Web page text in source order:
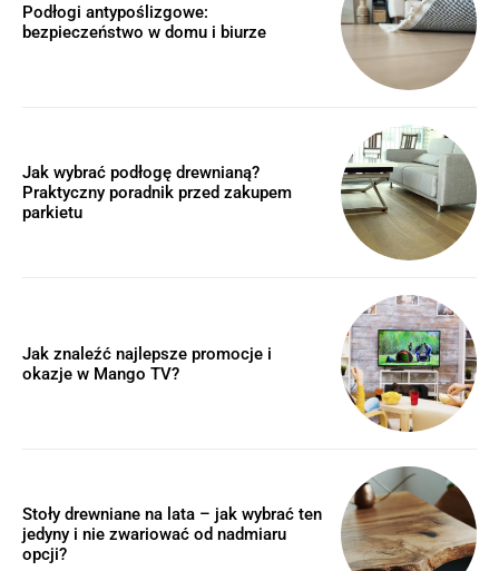
Podłogi antypoślizgowe:
bezpieczeństwo w domu i biurze
Jak wybrać podłogę drewnianą?
Praktyczny poradnik przed zakupem
parkietu
Jak znaleźć najlepsze promocje i
okazje w Mango TV?
Stoły drewniane na lata – jak wybrać ten
jedyny i nie zwariować od nadmiaru
opcji?